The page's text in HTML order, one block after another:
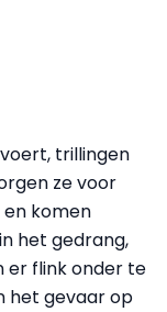
trillingen
ze voor
komen
het gedrang,
er flink onder te
het gevaar op